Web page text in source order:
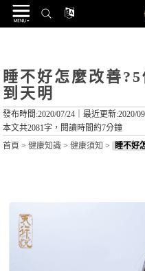
睡不好怎麼改善
到天明
發布時間:2020/07/24｜最近更新:2020/
本文共2081字，閱讀時間約7分鐘
首頁 >健康知識 >健康須知 > 睡不好